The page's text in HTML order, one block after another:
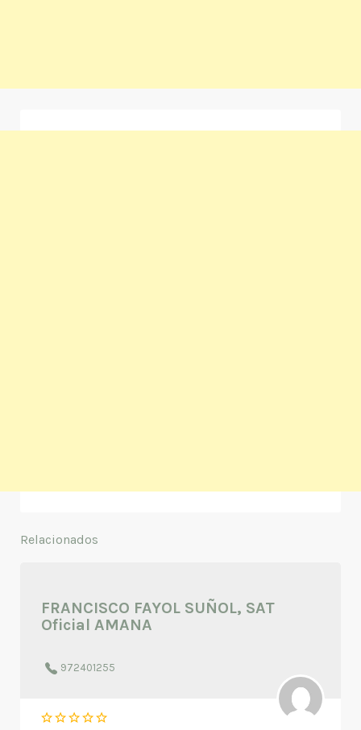
Relacionados
FRANCISCO FAYOL SUÑOL, SAT
Oficial AMANA
972401255